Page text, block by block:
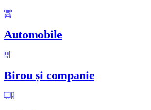
Automobile
Birou și companie